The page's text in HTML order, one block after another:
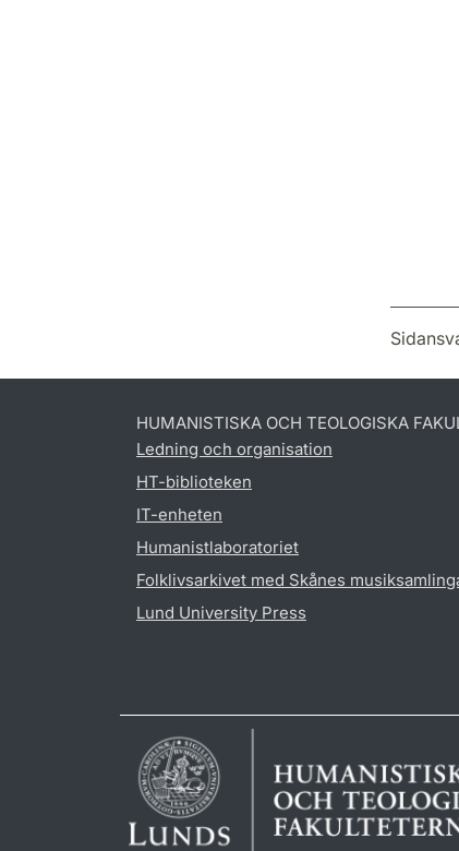
HUMANISTISKA OCH TEOLOGISKA
Ledning och organisation
HT-biblioteken
IT-enheten
Humanistlaboratoriet
Folklivsarkivet med Skånes
Lund University Press